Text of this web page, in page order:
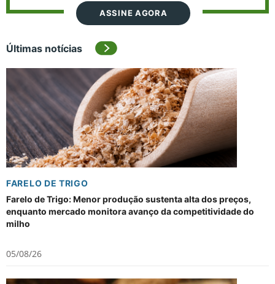
ASSINE AGORA
Últimas notícias
FARELO DE TRIGO
Farelo de Trigo: Menor produção sustenta alta dos preços,
enquanto mercado monitora avanço da competitividade do
milho
05/08/26